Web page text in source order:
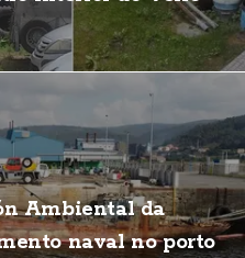
Ambiental da
naval no porto